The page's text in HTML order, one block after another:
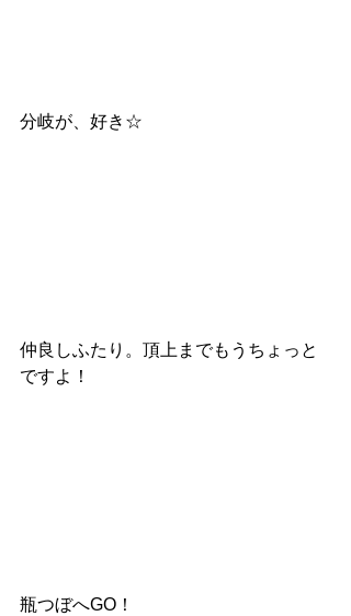
分岐が、好き☆
仲良しふたり。頂上までもうちょっと
ですよ！
瓶つぼへGO！